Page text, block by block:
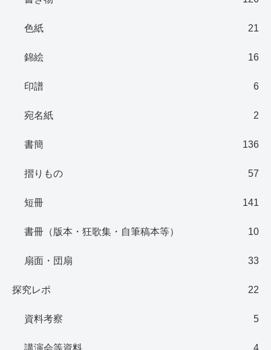
色紙 21
錦絵 16
印譜 6
宛名紙 2
書簡 136
摺りもの 57
短冊 141
書冊（版本・狂歌集・自筆稿本等） 10
扇面・団扇 33
探究レポ 22
資料考察 5
講演会等資料 4